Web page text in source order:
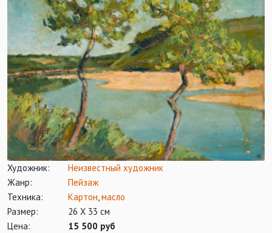
Художник:
Неизвестный художник
Жанр:
Пейзаж
Техника:
Картон,масло
Размер:
26 Х 33 см
Цена:
15 500 руб